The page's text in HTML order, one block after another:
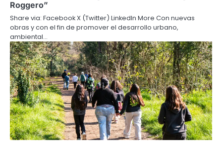
Roggero”
Share via: Facebook X (Twitter) LinkedIn More Con nuevas
obras y con el fin de promover el desarrollo urbano,
ambiental…